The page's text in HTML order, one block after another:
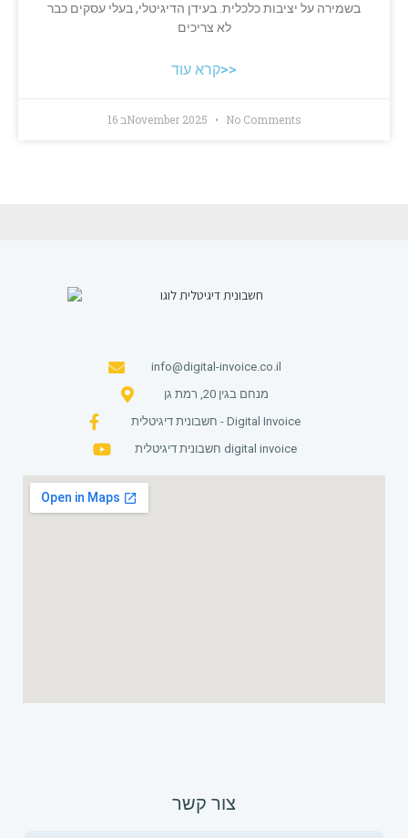
בשמירה על יציבות כלכלית. בעידן הדיגיטלי, בעלי עסקים כבר
לא צריכים
קרא עוד>>
16 בNovember 2025 No Comments
צור קשר
info@digital-invoice.co.il
מנחם בגין 20, רמת גן
חשבונית דיגיטלית - Digital Invoice
חשבונית דיגיטלית digital invoice